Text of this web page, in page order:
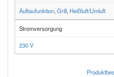
Auftaufunktion,Grill, Heißluft/Umluft
Stromversorgung
230 V